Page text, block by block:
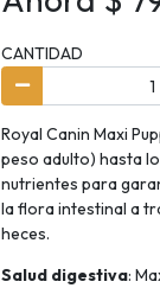
CANTIDAD
Royal Canin Maxi
peso adulto) hasta
nutrientes para
la flora intestinal a
heces.
Salud digestiva: